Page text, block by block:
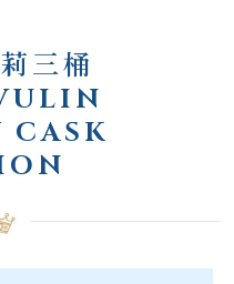
三桶
CASK